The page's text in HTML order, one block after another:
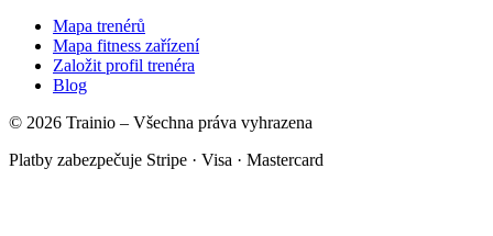
Mapa trenérů
Mapa fitness zařízení
Založit profil trenéra
Blog
© 2026 Trainio – Všechna práva vyhrazena
Platby zabezpečuje Stripe · Visa · Mastercard